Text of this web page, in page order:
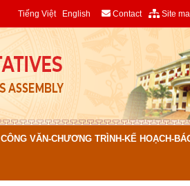
Tiếng Việt English Contact Site
CÔNG VĂN-CHƯƠNG TRÌNH-KẾ HOẠCH-